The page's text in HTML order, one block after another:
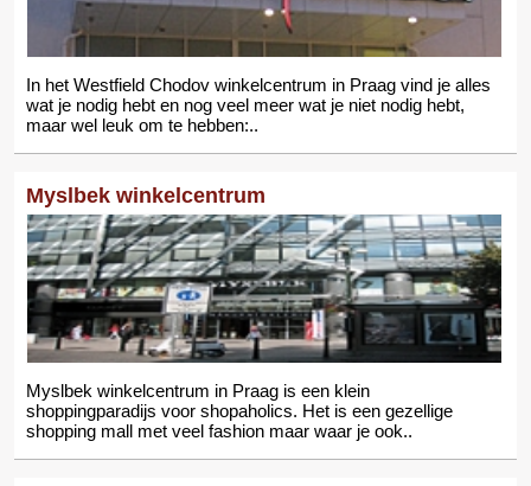
In het Westfield Chodov winkelcentrum in Praag vind je alles
wat je nodig hebt en nog veel meer wat je niet nodig hebt,
maar wel leuk om te hebben:..
Myslbek winkelcentrum
Myslbek winkelcentrum in Praag is een klein
shoppingparadijs voor shopaholics. Het is een gezellige
shopping mall met veel fashion maar waar je ook..